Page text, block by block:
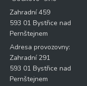
Zahradní 459
593 01 Bystřice nad
Pernštejnem
Adresa provozovny:
Zahradní 291
593 01 Bystřice nad
Pernštejnem